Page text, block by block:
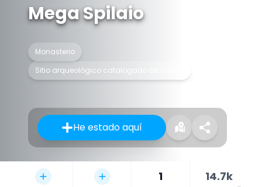
Mega Spilaio
Monasterio
Sitio arqueológico catalogado de Grecia
He estado aquí
1 14.7k